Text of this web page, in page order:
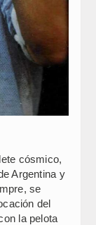
cósmico,
Argentina y
se
del
la pelota